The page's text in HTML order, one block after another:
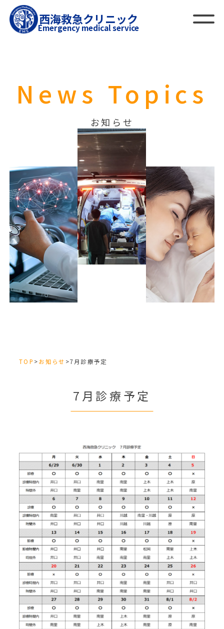
西海救急クリニック
Emergency medical service
News Topics
お知らせ
TOP >お知らせ >7月診療予定
7月診療予定